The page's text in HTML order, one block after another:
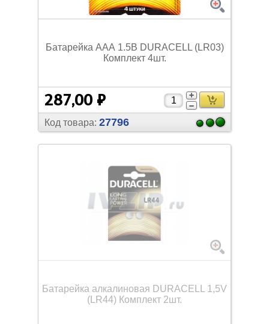
Батарейка ААА 1.5В DURACELL (LR03)
Комплект 4шт.
287,00 ₽
Код товара: 27796
Батарейка алкалиновая DURACELL 1,5V
(LR44) Комплект 2шт.